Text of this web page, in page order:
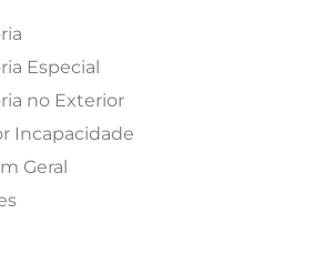
Especial
no Exterior
Incapacidade
Geral